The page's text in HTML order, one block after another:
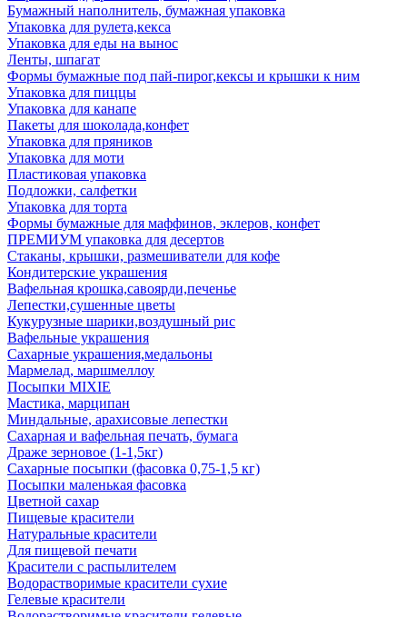
Бумажный наполнитель, бумажная упаковка
Упаковка для рулета,кекса
Упаковка для еды на вынос
Ленты, шпагат
Формы бумажные под пай-пирог,кексы и крышки к ним
Упаковка для пиццы
Упаковка для канапе
Пакеты для шоколада,конфет
Упаковка для пряников
Упаковка для моти
Пластиковая упаковка
Подложки, салфетки
Упаковка для торта
Формы бумажные для маффинов, эклеров, конфет
ПРЕМИУМ упаковка для десертов
Стаканы, крышки, размешиватели для кофе
Кондитерские украшения
Вафельная крошка,савоярди,печенье
Лепестки,сушенные цветы
Кукурузные шарики,воздушный рис
Вафельные украшения
Сахарные украшения,медальоны
Мармелад, маршмеллоу
Посыпки MIXIE
Мастика, марципан
Миндальные, арахисовые лепестки
Сахарная и вафельная печать, бумага
Драже зерновое (1-1,5кг)
Сахарные посыпки (фасовка 0,75-1,5 кг)
Посыпки маленькая фасовка
Цветной сахар
Пищевые красители
Натуральные красители
Для пищевой печати
Красители с распылителем
Водорастворимые красители сухие
Гелевые красители